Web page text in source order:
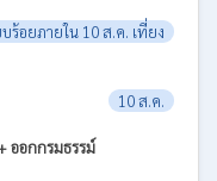
ร้อยภายใน 10 ส.ค. เที่ยง
10 ส.ค.
ออกกรมธรรม์